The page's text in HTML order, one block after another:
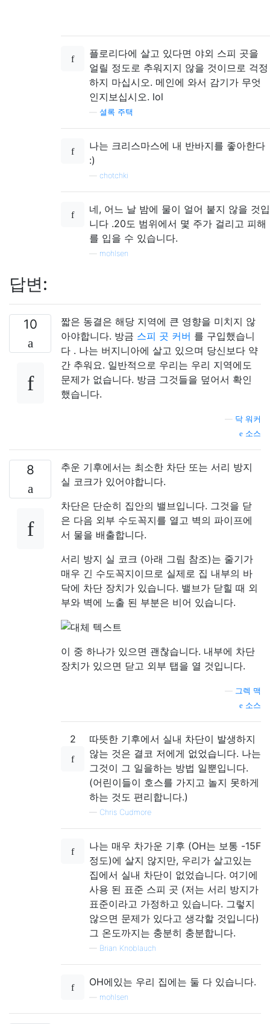
플로리다에 살고 있다면 야외 스피 곳을
얼릴 정도로 추워지지 않을 것이므로 걱정
하지 마십시오. 메인에 와서 감기가 무엇
인지보십시오. lol
셜록 주택
나는 크리스마스에 내 반바지를 좋아한다
:)
chotchki
네, 어느 날 밤에 물이 얼어 붙지 않을 것입
니다 .20도 범위에서 몇 주가 걸리고 피해
를 입을 수 있습니다.
mohlsen
답변:
10
짧은 동결은 해당 지역에 큰 영향을 미치지 않
아야합니다. 방금 스피 곳 커버 를 구입했습니
다 . 나는 버지니아에 살고 있으며 당신보다 약
간 추워요. 일반적으로 우리는 우리 지역에도
문제가 없습니다. 방금 그것들을 덮어서 확인
했습니다.
닥 워커
소스
8
추운 기후에서는 최소한 차단 또는 서리 방지
실 코크가 있어야합니다.
차단은 단순히 집안의 밸브입니다. 그것을 닫
은 다음 외부 수도꼭지를 열고 벽의 파이프에
서 물을 배출합니다.
서리 방지 실 코크 (아래 그림 참조)는 줄기가
매우 긴 수도꼭지이므로 실제로 집 내부의 바
닥에 차단 장치가 있습니다. 밸브가 닫힐 때 외
부와 벽에 노출 된 부분은 비어 있습니다.
이 중 하나가 있으면 괜찮습니다. 내부에 차단
장치가 있으면 닫고 외부 탭을 열 것입니다.
그렉 맥
소스
2
따뜻한 기후에서 실내 차단이 발생하지
않는 것은 결코 저에게 없었습니다. 나는
그것이 그 일을하는 방법 일뿐입니다.
(어린이들이 호스를 가지고 놀지 못하게
하는 것도 편리합니다.)
— Chris Cudmore
나는 매우 차가운 기후 (OH는 보통 -15F
정도)에 살지 않지만, 우리가 살고있는
집에서 실내 차단이 없었습니다. 여기에
사용 된 표준 스피 곳 (저는 서리 방지가
표준이라고 가정하고 있습니다. 그렇지
않으면 문제가 있다고 생각할 것입니다)
그 온도까지는 충분히 충분합니다.
— Brian Knoblauch
OH에있는 우리 집에는 둘 다 있습니다.
mohlsen